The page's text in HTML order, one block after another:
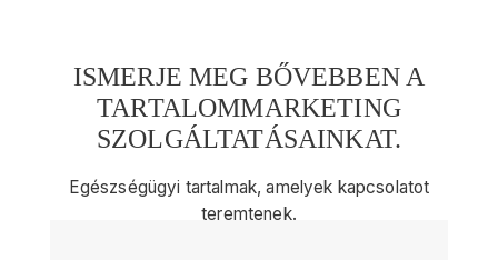
ISMERJE MEG BŐVEBBEN A
TARTALOMMARKETING
SZOLGÁLTATÁSAINKAT.
Egészségügyi tartalmak, amelyek kapcsolatot
teremtenek.